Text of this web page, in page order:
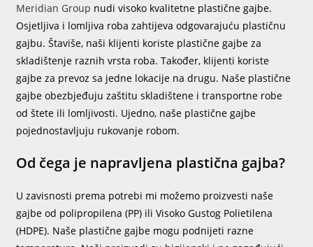
Meridian Group nudi visoko kvalitetne plastične gajbe.
Osjetljiva i lomljiva roba zahtijeva odgovarajuću plastičnu
gajbu. Štaviše, naši klijenti koriste plastične gajbe za
skladištenje raznih vrsta roba. Također, klijenti koriste
gajbe za prevoz sa jedne lokacije na drugu. Naše plastične
gajbe obezbjeđuju zaštitu skladištene i transportne robe
od štete ili lomljivosti. Ujedno, naše plastične gajbe
pojednostavljuju rukovanje robom.
Od čega je napravljena plastična gajba?
U zavisnosti prema potrebi mi možemo proizvesti naše
gajbe od polipropilena (PP) ili Visoko Gustog Polietilena
(HDPE). Naše plastične gajbe mogu podnijeti razne